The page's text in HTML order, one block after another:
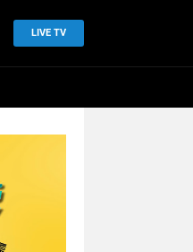
LIVE TV